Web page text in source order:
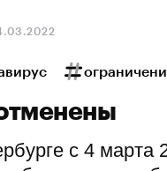
с 4 марта